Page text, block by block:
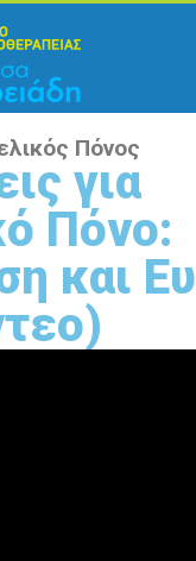
Πόνος
για
Πόνο:
και